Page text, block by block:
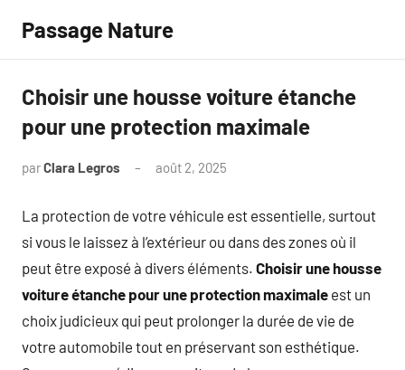
contenu
Passage Nature
Choisir une housse voiture étanche
pour une protection maximale
parClara Legros août 2, 2025
La protection de votre véhicule est essentielle, surtout
si vous le laissez à l’extérieur ou dans des zones où il
peut être exposé à divers éléments. Choisir une housse
voiture étanche pour une protection maximale est un
choix judicieux qui peut prolonger la durée de vie de
votre automobile tout en préservant son esthétique.